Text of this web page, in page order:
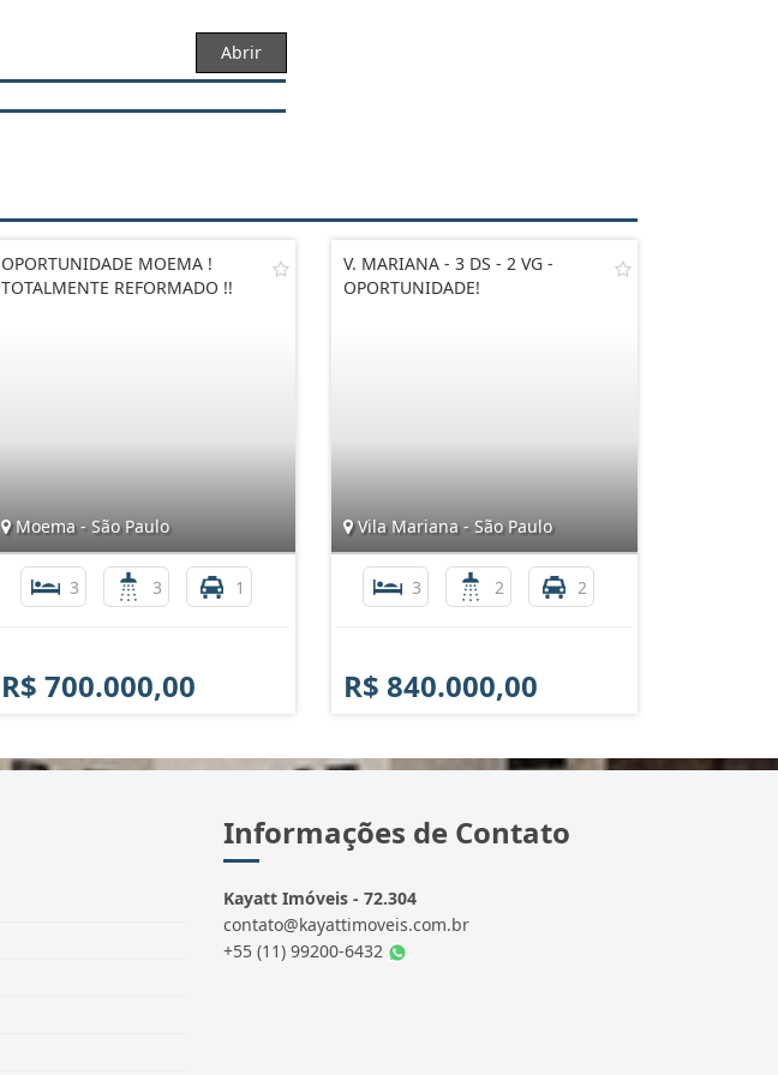
Abrir
OPORTUNIDADE MOEMA !
TOTALMENTE REFORMADO !!
Moema - São Paulo
3 3 1
R$ 700.000,00
V. MARIANA - 3 DS - 2 VG -
OPORTUNIDADE!
Vila Mariana - São Paulo
3 2 2
R$ 840.000,00
Informações de Contato
Kayatt Imóveis - 72.304
contato@kayattimoveis.com.br
+55 (11) 99200-6432